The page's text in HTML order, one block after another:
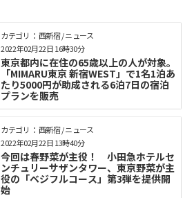
カテゴリ： 西新宿 / ニュース
東京都内に在住の65歳以上の人が対象。
「MIMARU東京 新宿WEST」で1名1泊あ
たり5000円が助成される6泊7日の宿泊
プランを販売
2022年02月22日 16時30分
カテゴリ： 西新宿 / ニュース
今回は春野菜が主役！ 小田急ホテルセ
ンチュリーサザンタワー、東京野菜が主
役の「ベジフルコース」第3弾を提供開
始
2022年02月22日 13時40分